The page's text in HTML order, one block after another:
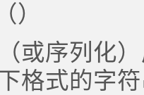
）
或序列化
格式的字